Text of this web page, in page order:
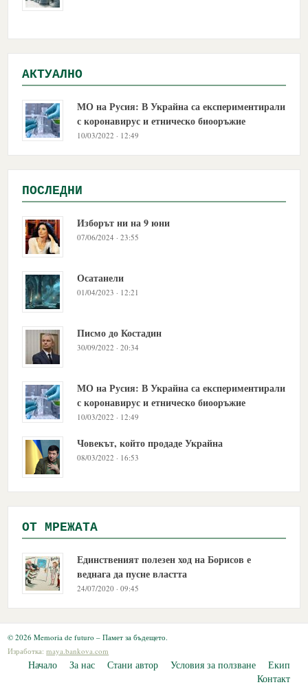
АКТУАЛНО
МО на Русия: В Украйна са експериментирали
с коронавирус и етническо биооръжие
10/03/2022 · 12:49
ПОСЛЕДНИ
Изборът ни на 9 юни
07/06/2024 · 23:55
Осатанели
01/04/2023 · 12:21
Писмо до Костадин
30/09/2022 · 20:34
МО на Русия: В Украйна са експериментирали
с коронавирус и етническо биооръжие
10/03/2022 · 12:49
Човекът, който продаде Украйна
08/03/2022 · 16:53
OТ МРЕЖАТА
Единственият полезен ход на Борисов е
веднага да пусне властта
24/07/2020 · 09:45
© 2026 Memoria de futuro – Памет за бъдещето.
Изработка:maya.bankova.com
Начало За нас Стани автор Условия за ползване
Екип
Контакт